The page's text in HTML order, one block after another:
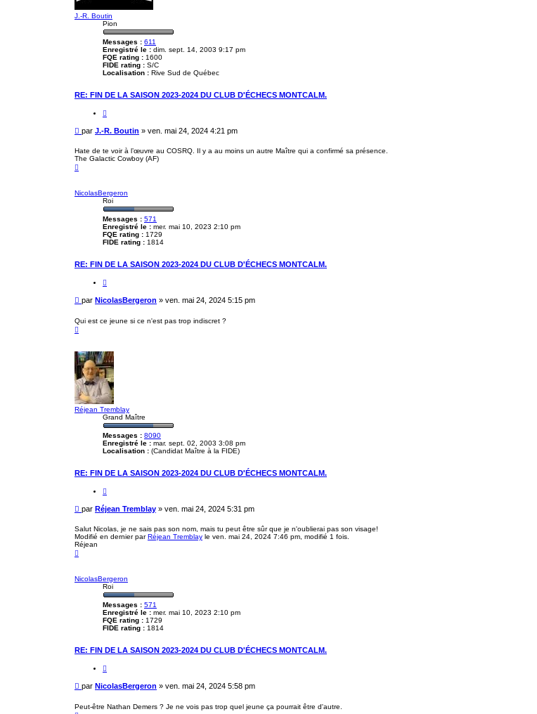
J.-R. Boutin
Pion
Messages : 611
Enregistré le : dim. sept. 14, 2003 9:17 pm
FQE rating : 1600
FIDE rating : S/C
Localisation : Rive Sud de Québec
RE: FIN DE LA SAISON 2023-2024 DU CLUB D'ÉCHECS MONTCALM.
i
t
e
M
s
s
e
par J.-R. Boutin » ven. mai 24, 2024 4:21 pm
Hate de te voir à l’œuvre au COSRQ. Il y a au moins un autre Maître qui a confirmé sa présence.
The Galactic Cowboy (AF)
a
t
NicolasBergeron
Roi
Messages : 571
Enregistré le : mer. mai 10, 2023 2:10 pm
FQE rating : 1729
FIDE rating : 1814
RE: FIN DE LA SAISON 2023-2024 DU CLUB D'ÉCHECS MONTCALM.
i
e
M
s
e
par NicolasBergeron » ven. mai 24, 2024 5:15 pm
Qui est ce jeune si ce n'est pas trop indiscret ?
a
t
Réjean Tremblay
Grand Maître
Messages : 8090
Enregistré le : mar. sept. 02, 2003 3:08 pm
Localisation : (Candidat Maître à la FIDE)
RE: FIN DE LA SAISON 2023-2024 DU CLUB D'ÉCHECS MONTCALM.
i
t
e
M
s
s
a
par Réjean Tremblay » ven. mai 24, 2024 5:31 pm
Salut Nicolas, je ne sais pas son nom, mais tu peut être sûr que je n'oublierai pas son visage!
Modifié en dernier par Réjean Tremblay le ven. mai 24, 2024 7:46 pm, modifié 1 fois.
Réjean
a
t
NicolasBergeron
Roi
Messages : 571
Enregistré le : mer. mai 10, 2023 2:10 pm
FQE rating : 1729
FIDE rating : 1814
RE: FIN DE LA SAISON 2023-2024 DU CLUB D'ÉCHECS MONTCALM.
i
e
M
s
par NicolasBergeron » ven. mai 24, 2024 5:58 pm
Peut-être Nathan Demers ? Je ne vois pas trop quel jeune ça pourrait être d'autre.